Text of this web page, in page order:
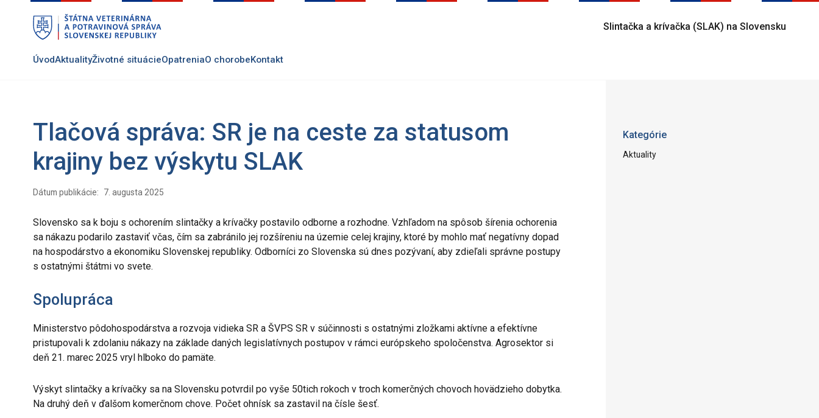
Slintačka a krívačka (SLAK) na Slovensku
ÚvodAktualityŽivotné situácieOpatreniaO chorobeKontakt
Tlačová správa: SR je na ceste za statusom
krajiny bez výskytu SLAK
Dátum publikácie: 7. augusta 2025
Slovensko sa k boju s ochorením slintačky a krívačky postavilo odborne a rozhodne. Vzhľadom na spôsob šírenia ochorenia
sa nákazu podarilo zastaviť včas, čím sa zabránilo jej rozšíreniu na územie celej krajiny, ktoré by mohlo mať negatívny dopad
na hospodárstvo a ekonomiku Slovenskej republiky. Odborníci zo Slovenska sú dnes pozývaní, aby zdieľali správne postupy
s ostatnými štátmi vo svete.
Spolupráca
Ministerstvo pôdohospodárstva a rozvoja vidieka SR a ŠVPS SR v súčinnosti s ostatnými zložkami aktívne a efektívne
pristupovali k zdolaniu nákazy na základe daných legislatívnych postupov v rámci európskeho spoločenstva. Agrosektor si
deň 21. marec 2025 vryl hlboko do pamäte.
Výskyt slintačky a krívačky sa na Slovensku potvrdil po vyše 50tich rokoch v troch komerčných chovoch hovädzieho dobytka.
Na druhý deň v ďalšom komerčnom chove. Počet ohnísk sa zastavil na čísle šesť.
Kategórie
Aktuality